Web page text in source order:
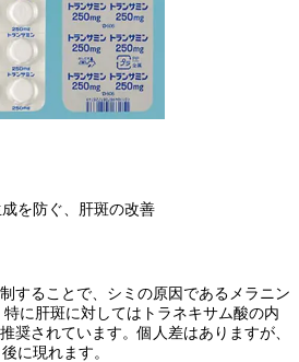
を防ぐ、肝斑の改善
することで、シミの原因であるメラニン
に肝斑に対してはトラネキサム酸の内
奨されています。個人差はありますが、
に現れます。